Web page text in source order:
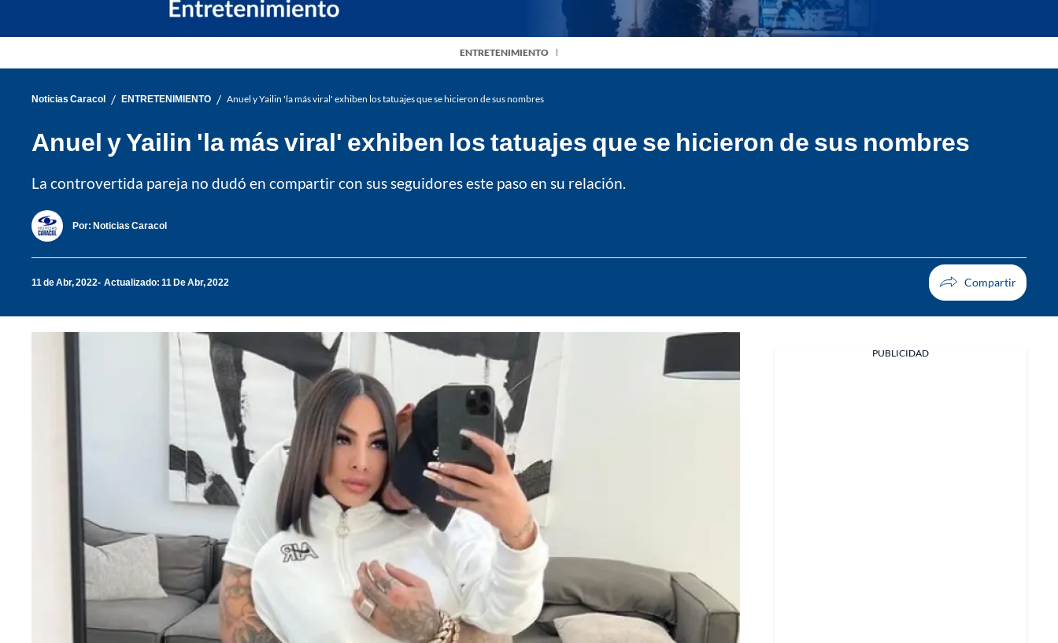
ENTRETENIMIENTO
Noticias Caracol / ENTRETENIMIENTO / Anuel y Yailin 'la más viral' exhiben los tatuajes que se hicieron de sus nombres
Anuel y Yailin 'la más viral' exhiben los tatuajes que se hicieron de sus nombres
La controvertida pareja no dudó en compartir con sus seguidores este paso en su relación.
Por: Noticias Caracol
11 de Abr, 2022 Actualizado: 11 De Abr, 2022
PUBLICIDAD